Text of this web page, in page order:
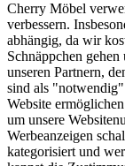
Cherry Möbel
verbessern.
abhängig, da wir
Schnäppchen
unseren Partnern,
sind als "notwendig"
Website
um unsere
Werbeanzeigen
kategorisiert und